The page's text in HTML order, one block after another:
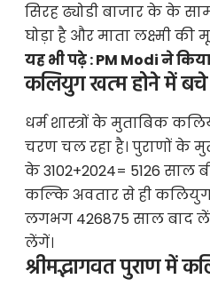
सिरह ढ्योडी बाजार के के
घोड़ा है और माता लक्ष्मी की
यह भी पढ़े :PM Modi ने
कलियुग खत्म होने में बचे
धर्म शास्त्रों के मुताबिक
चरण चल रहा है। पुराणों के
के 3102+2024= 5126 साल
कल्कि अवतार से ही
लगभग 426875 साल बाद
लेंगें।
श्रीमद्भागवत पुराण में